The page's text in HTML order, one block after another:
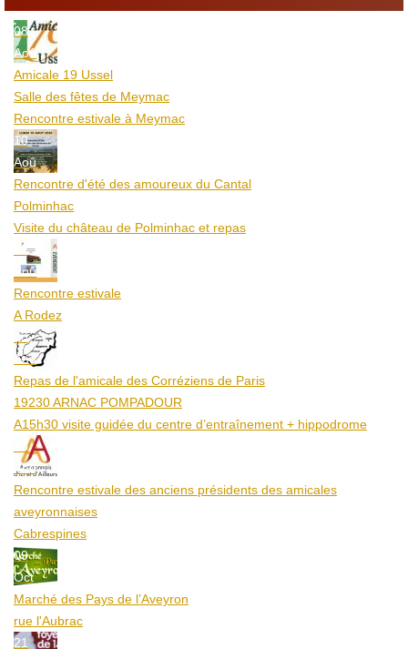
08
Aoû
Amicale 19 Ussel
Salle des fêtes de Meymac
Rencontre estivale à Meymac
10
Aoû
Rencontre d'été des amoureux du Cantal
Polminhac
Visite du château de Polminhac et repas
12
Aoû
Rencontre estivale
A Rodez
23
Aoû
Repas de l'amicale des Corréziens de Paris
19230 ARNAC POMPADOUR
A15h30 visite guidée du centre d’entraînement + hippodrome
25
Aoû
Rencontre estivale des anciens présidents des amicales
aveyronnaises
Cabrespines
09
Oct
Marché des Pays de l’Aveyron
rue l'Aubrac
21